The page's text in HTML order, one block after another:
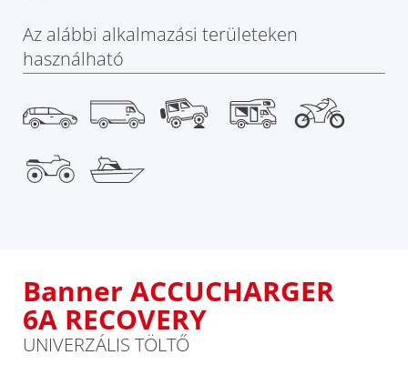
Az alábbi alkalmazási területeken
használható
Banner ACCUCHARGER
6A RECOVERY
UNIVERZÁLIS TÖLTŐ